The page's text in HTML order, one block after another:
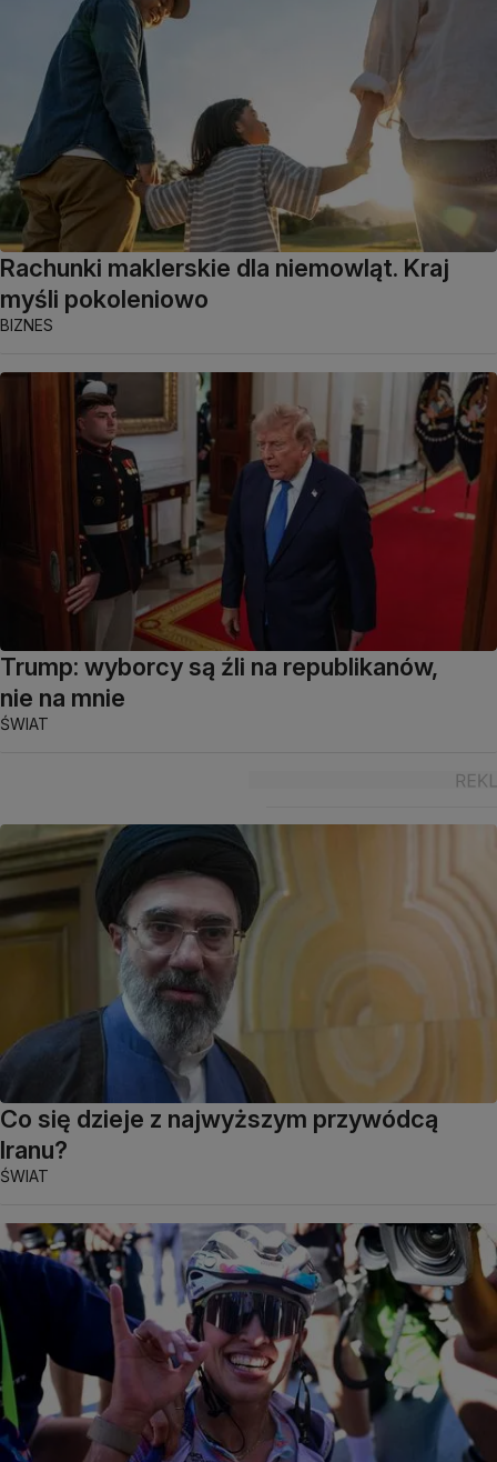
Rachunki maklerskie dla niemowląt. Kraj
myśli pokoleniowo
BIZNES
Trump: wyborcy są źli na republikanów,
nie na mnie
ŚWIAT
Co się dzieje z najwyższym przywódcą
Iranu?
ŚWIAT